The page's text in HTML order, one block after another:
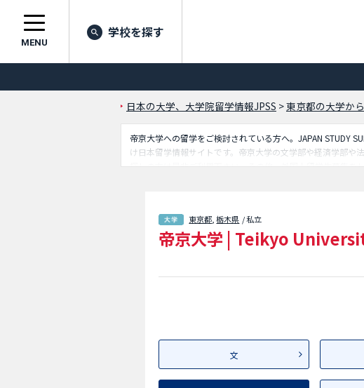
MENU
学校を探す
日本の大学、大学院留学情報JPSS >東京都の大学か
帝京大学への留学をご検討されている方へ。JAPAN STUDY
け日本留学情報サイトです。帝京大学の文学部や経済学部
探しの方は是非ご利用下さい。その他、外国人留学生募集
東京都 ,栃木県 / 私立
帝京大学 | Teikyo
文